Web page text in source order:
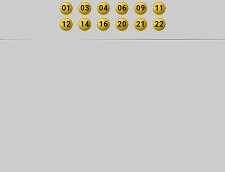
01
03 04 06 09
11
12
14 16 20 21 22